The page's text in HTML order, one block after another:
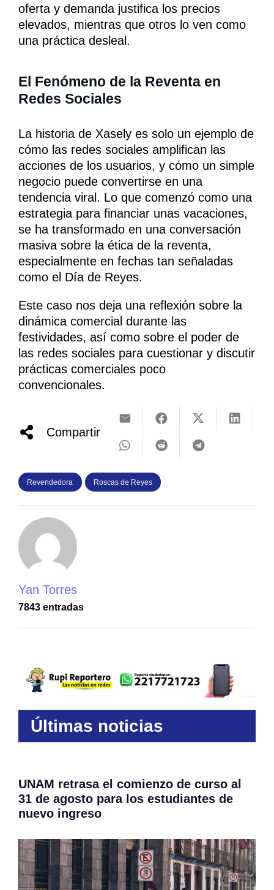
oferta y demanda justifica los precios
elevados, mientras que otros lo ven como
una práctica desleal.
El Fenómeno de la Reventa en
Redes Sociales
La historia de Xasely es solo un ejemplo de
cómo las redes sociales amplifican las
acciones de los usuarios, y cómo un simple
negocio puede convertirse en una
tendencia viral. Lo que comenzó como una
estrategia para financiar unas vacaciones,
se ha transformado en una conversación
masiva sobre la ética de la reventa,
especialmente en fechas tan señaladas
como el Día de Reyes.
Este caso nos deja una reflexión sobre la
dinámica comercial durante las
festividades, así como sobre el poder de
las redes sociales para cuestionar y discutir
prácticas comerciales poco
convencionales.
Compartir
Revendedora Roscas de Reyes
Yan Torres
7843 entradas
Últimas noticias
UNAM retrasa el comienzo de curso al
31 de agosto para los estudiantes de
nuevo ingreso